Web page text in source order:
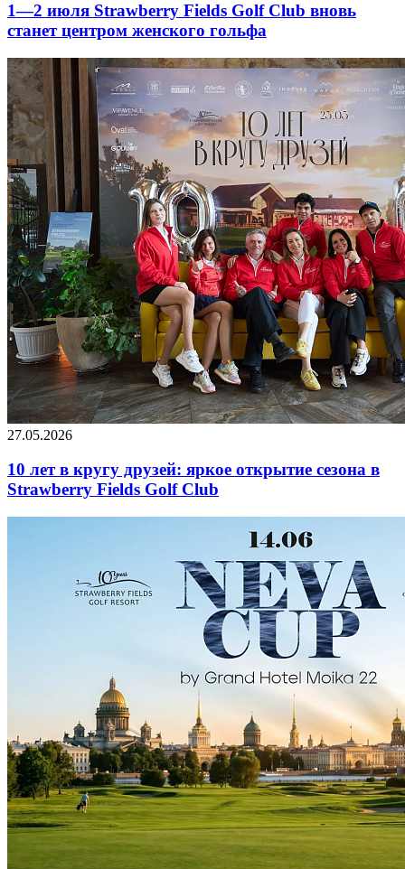
1—2 июля Strawberry Fields Golf Club вновь
станет центром женского гольфа
27.05.2026
10 лет в кругу друзей: яркое открытие сезона в
Strawberry Fields Golf Club